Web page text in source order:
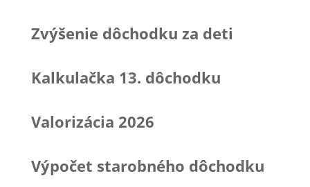
Zvýšenie dôchodku za deti
Kalkulačka 13. dôchodku
Valorizácia 2026
Výpočet starobného dôchodku